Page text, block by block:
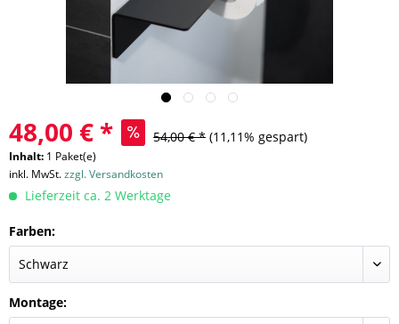
48,00 € * 54,00 € * (11,11% gespart)
Inhalt: 1 Paket(e)
inkl. MwSt.zzgl. Versandkosten
Lieferzeit ca. 2 Werktage
Farben:
Montage: